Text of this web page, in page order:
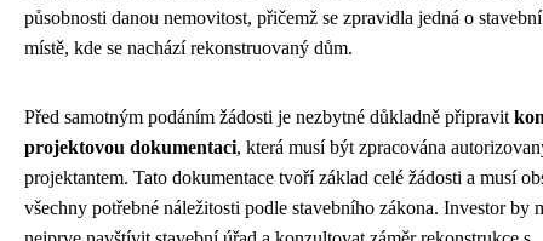
působnosti danou nemovitost, přičemž se zpravidla jedná o
místě, kde se nachází rekonstruovaný dům.
Před samotným podáním žádosti je nezbytné důkladně připravit
projektovou dokumentaci, která musí být zpracována
projektantem. Tato dokumentace tvoří základ celé žádosti a musí
všechny potřebné náležitosti podle stavebního zákona. Investor by